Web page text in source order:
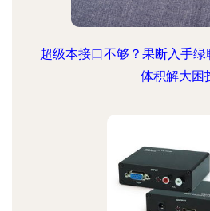
超级本接口不够？果断入手绿
体积解大困